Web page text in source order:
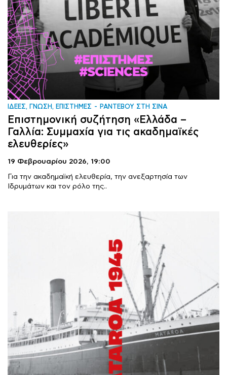
ΙΔΕΕΣ, ΓΝΩΣΗ, ΕΠΙΣΤΗΜΕΣ ΡΑΝΤΕΒΟΥ ΣΤΗ ΣΙΝΑ
Επιστημονική συζήτηση «Ελλάδα –
Γαλλία: Συμμαχία για τις ακαδημαϊκές
ελευθερίες»
19 Φεβρουαρίου 2026, 19:00
Για την ακαδημαϊκή ελευθερία, την ανεξαρτησία των
Ιδρυμάτων και τον ρόλο της..